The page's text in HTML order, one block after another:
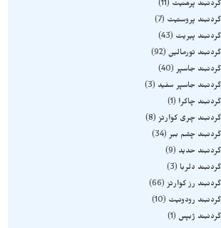
گردنبند پرهنیت
11
گردنبند پروستیت
7
گردنبند پیریت
43
گردنبند تورمالین 92
گردنبند جاسپر 40
گردنبند جاسپر سفید
3
گردنبند چاکرا
1
گردنبند چری کوارتز 8
گردنبند چشم ببر 34
گردنبند حدید
9
گردنبند دلربا
3
گردنبند رز کوارتز 66
گردنبند رودونیت
10
گردنبند ژبپس
1